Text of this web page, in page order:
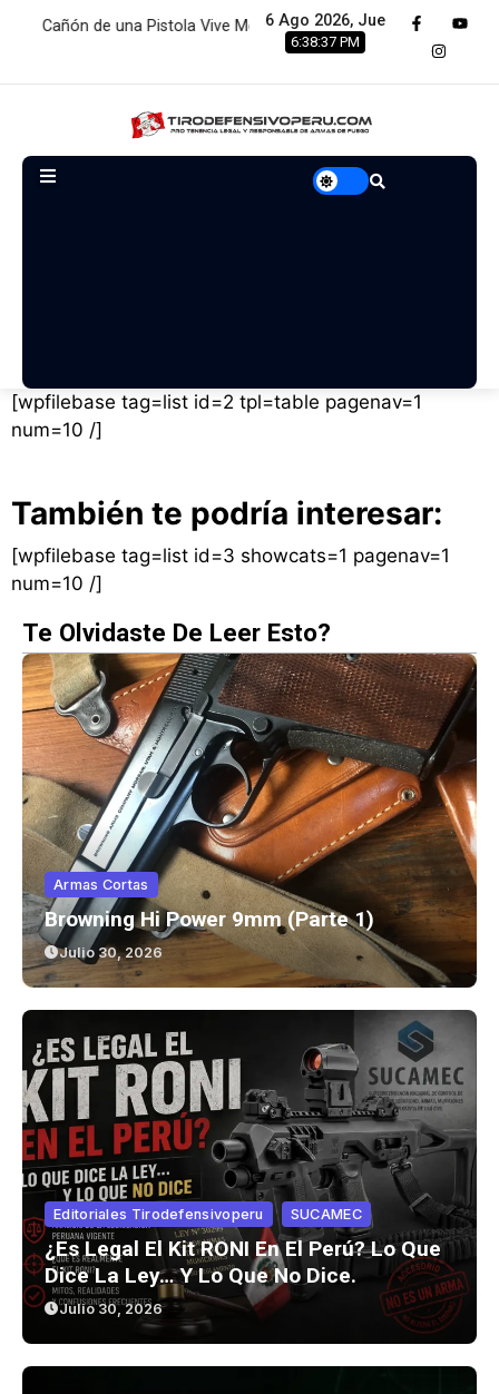
de una Pistola Vive Menos de 2 Minutos:… Estamos
6 Ago 2026, Jue
6:38:37 PM
[wpfilebase tag=list id=2 tpl=table pagenav=1
num=10 /]
También te podría interesar:
[wpfilebase tag=list id=3 showcats=1 pagenav=1
num=10 /]
Te Olvidaste De Leer Esto?
Armas Cortas
Browning Hi Power 9mm (parte 1)
Julio 30, 2026
Editoriales Tirodefensivoperu SUCAMEC
¿Es Legal El Kit RONI En El Perú? Lo Que
Dice La Ley… Y Lo Que No Dice.
Julio 30, 2026